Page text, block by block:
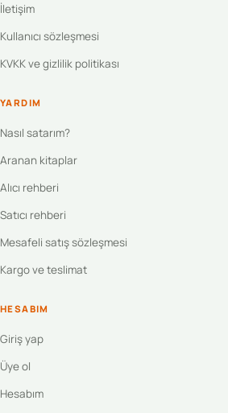
İletişim
Kullanıcı sözleşmesi
KVKK ve gizlilik politikası
YARDIM
Nasıl satarım?
Aranan kitaplar
Alıcı rehberi
Satıcı rehberi
Mesafeli satış sözleşmesi
Kargo ve teslimat
HESABIM
Giriş yap
Üye ol
Hesabım